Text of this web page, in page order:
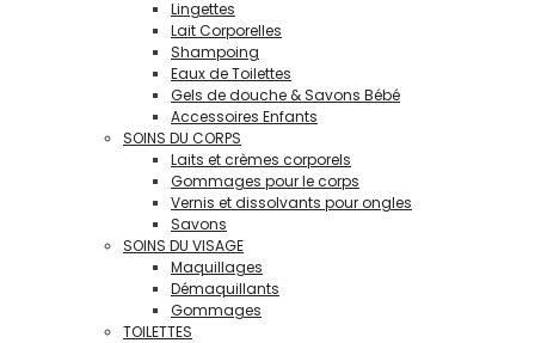
Lingettes
Lait Corporelles
Shampoing
Eaux de Toilettes
Gels de douche & Savons Bébé
Accessoires Enfants
SOINS DU CORPS
Laits et crèmes corporels
Gommages pour le corps
Vernis et dissolvants pour ongles
Savons
SOINS DU VISAGE
Maquillages
Démaquillants
Gommages
TOILETTES